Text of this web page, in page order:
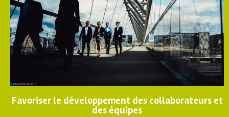
Favoriser le développement des collaborateurs et
des équipes